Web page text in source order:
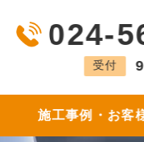
024-
受付
施工事例・お客